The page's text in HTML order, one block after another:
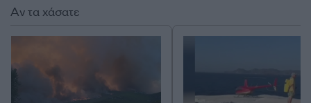
Αν τα χάσατε